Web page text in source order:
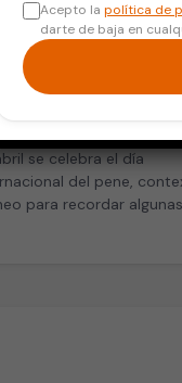
del Hombre
se celebra el día
del pene,
para recordar algunas
Acepto lapolítica de
darte de baja en